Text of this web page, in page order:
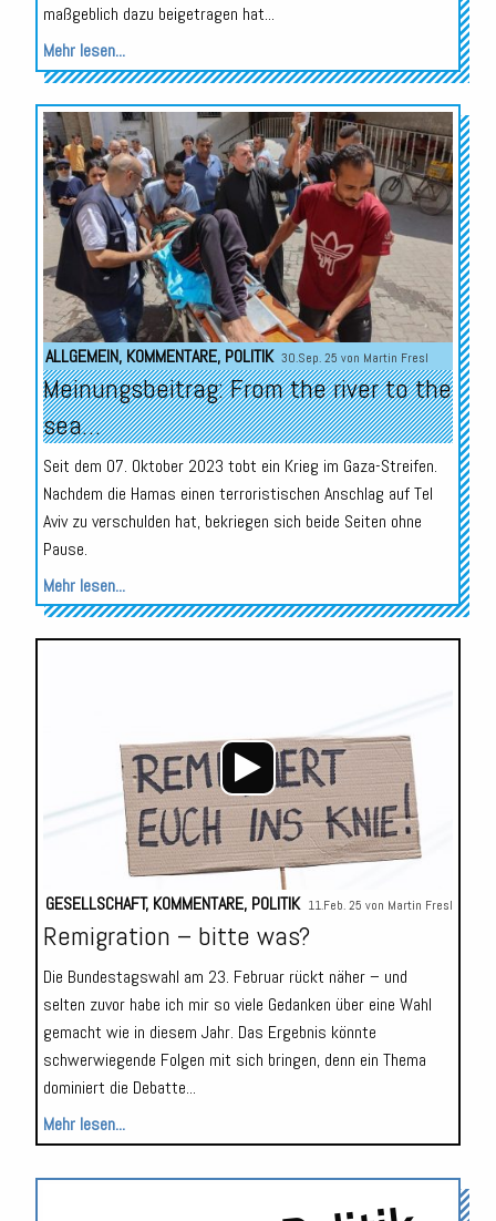
maßgeblich dazu beigetragen hat...
Mehr lesen...
ALLGEMEIN, KOMMENTARE, POLITIK 30.Sep. 25 von Martin Fresl
Meinungsbeitrag: From the river to the
sea…
Seit dem 07. Oktober 2023 tobt ein Krieg im Gaza-Streifen.
Nachdem die Hamas einen terroristischen Anschlag auf Tel
Aviv zu verschulden hat, bekriegen sich beide Seiten ohne
Pause.
Mehr lesen...
GESELLSCHAFT, KOMMENTARE, POLITIK 11.Feb. 25 von Martin Fresl
Remigration – bitte was?
Die Bundestagswahl am 23. Februar rückt näher – und
selten zuvor habe ich mir so viele Gedanken über eine Wahl
gemacht wie in diesem Jahr. Das Ergebnis könnte
schwerwiegende Folgen mit sich bringen, denn ein Thema
dominiert die Debatte...
Mehr lesen...